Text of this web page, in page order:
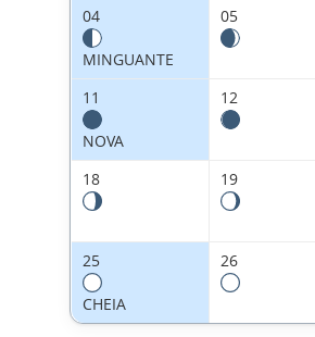
04
MINGUANTE
05
11
NOVA
12
18
19
25
CHEIA
26